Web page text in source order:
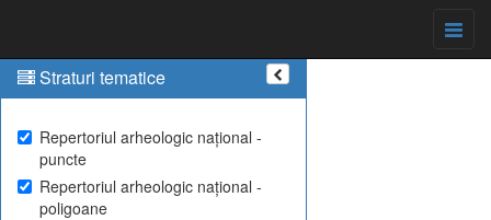
Straturi tematice
Repertoriul arheologic național -
puncte
Repertoriul arheologic național -
poligoane